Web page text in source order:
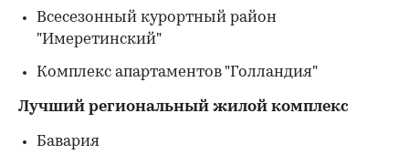
Всесезонный курортный район
"Имеретинский"
Комплекс апартаментов "Голландия"
Лучший региональный жилой комплекс
Бавария